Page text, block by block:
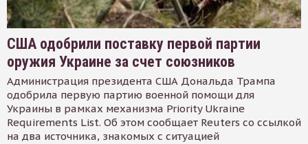
США одобрили поставку первой партии
оружия Украине за счет союзников
Администрация президента США Дональда Трампа
одобрила первую партию военной помощи для
Украины в рамках механизма Priority Ukraine
Requirements List. Об этом сообщает Reuters со ссылкой
на два источника, знакомых с ситуацией